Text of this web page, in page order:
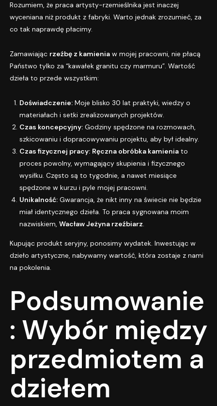
Rozumiem, że praca artysty-rzemieślnika jest inaczej
wyceniana niż produkt z fabryki. Warto jednak zrozumieć, za
co tak naprawdę płacimy.
Zamawiając rzeźbę z kamienia w mojej pracowni, nie płacą
Państwo tylko za “kawałek granitu czy marmuru”. Wartość
dzieła to przede wszystkim:
Doświadczenie: Moje blisko 30 lat praktyki, wiedzy o
materiałach i setki zrealizowanych projektów.
Czas koncepcyjny: Godziny spędzone na rozmowach,
szkicowaniu i dopracowywaniu projektu, aby był idealny.
Czas fizycznej pracy: Ręczna obróbka kamienia to
proces powolny, wymagający skupienia i fizycznego
wysiłku. Często są to tygodnie, a nawet miesiące
spędzone w kurzu i pyle mojej pracowni.
Unikalność: Gwarancja, że nikt inny na świecie nie będzie
miał identycznego dzieła. To praca sygnowana moim
nazwiskiem, Wacław Jeżyna rzeźbiarz.
Kupując produkt seryjny, ponosimy wydatek. Inwestując w
dzieło artystyczne, nabywamy wartość, która zostaje z nami
na pokolenia.
Podsumowanie
: Wybór między
przedmiotem a
dziełem